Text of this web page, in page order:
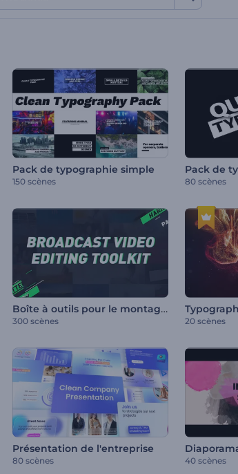
Pack de typographie simple
150 scènes
Pack de
80 scènes
Boîte à outils pour le montage de vidéos de diffusion
300 scènes 20 scènes
Présentation de l'entreprise
80 scènes 40 scènes